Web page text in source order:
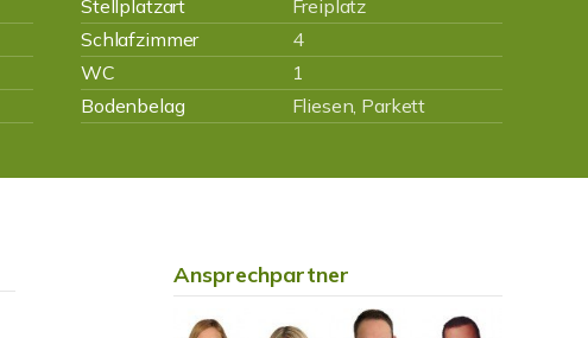
Stellplatzart
Freiplatz
Schlafzimmer
4
WC
1
Bodenbelag Fliesen, Parkett
Ansprechpartner